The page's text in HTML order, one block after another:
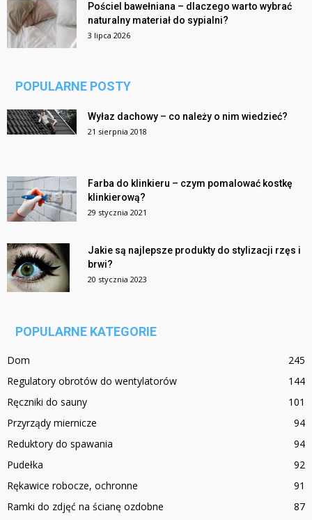
Pościel bawełniana – dlaczego warto wybrać
naturalny materiał do sypialni?
3 lipca 2026
POPULARNE POSTY
Wyłaz dachowy – co należy o nim wiedzieć?
21 sierpnia 2018
Farba do klinkieru – czym pomalować kostkę
klinkierową?
29 stycznia 2021
Jakie są najlepsze produkty do stylizacji rzęs i
brwi?
20 stycznia 2023
POPULARNE KATEGORIE
Dom
245
Regulatory obrotów do wentylatorów
144
Ręczniki do sauny
101
Przyrządy miernicze
94
Reduktory do spawania
94
Pudełka
92
Rękawice robocze, ochronne
91
Ramki do zdjęć na ścianę ozdobne
87